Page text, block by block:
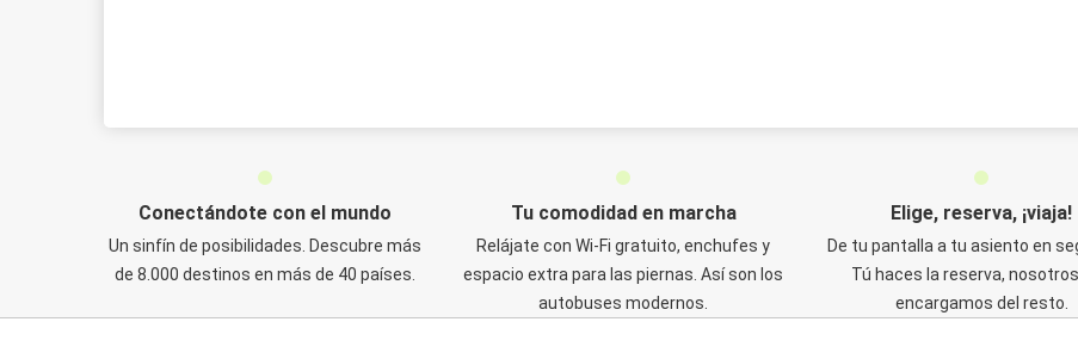
Conectándote con el mundo
Un sinfín de posibilidades. Descubre más
de 8.000 destinos en más de 40 países.
Tu comodidad en marcha
Relájate con Wi-Fi gratuito, enchufes y
espacio extra para las piernas. Así son los
autobuses modernos.
Elige, reserva, ¡viaja!
De tu pantalla a tu asiento en
Tú haces la reserva,
encargamos del resto.